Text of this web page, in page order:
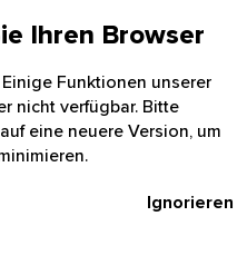
Ihren Browser
Funktionen unserer
nicht verfügbar. Bitte
eine neuere Version, um
Ignorieren